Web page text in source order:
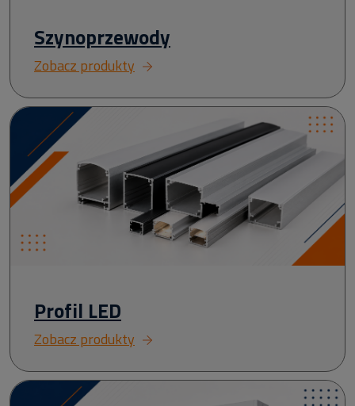
Szynoprzewody
Zobacz produkty
Profil LED
Zobacz produkty